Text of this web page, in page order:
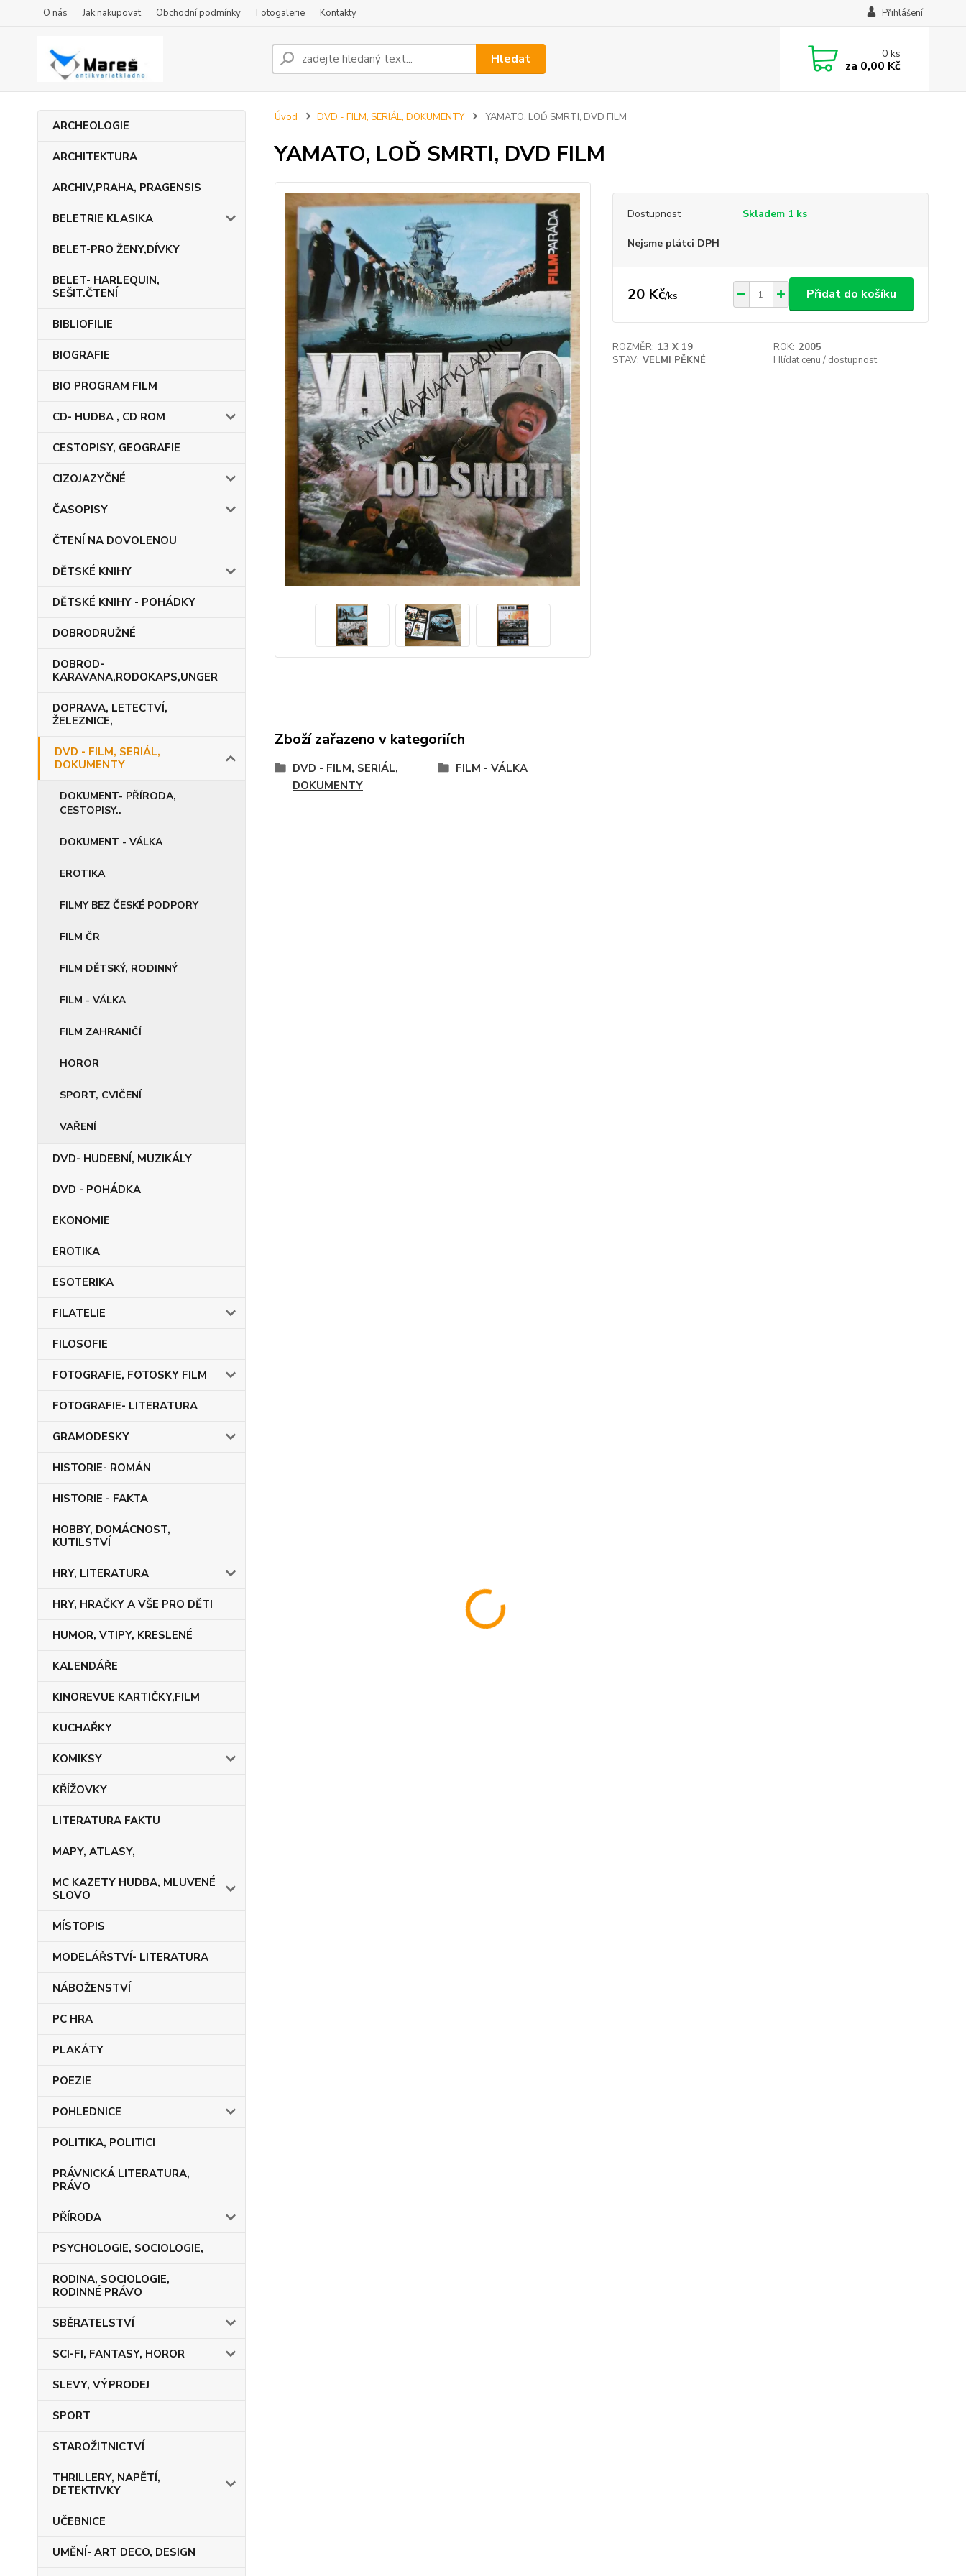
O nás Jak nakupovat Obchodní podmínky Fotogalerie Kontakty Přihlášení
Hledat 0ks
za 0,00 Kč
ARCHEOLOGIE
ARCHITEKTURA
ARCHIV,PRAHA, PRAGENSIS
BELETRIE KLASIKA
BELET-PRO ŽENY,DÍVKY
BELET- HARLEQUIN,
SEŠIT.ČTENÍ
BIBLIOFILIE
BIOGRAFIE
BIO PROGRAM FILM
CD- HUDBA , CD ROM
CESTOPISY, GEOGRAFIE
CIZOJAZYČNÉ
ČASOPISY
ČTENÍ NA DOVOLENOU
DĚTSKÉ KNIHY
DĚTSKÉ KNIHY - POHÁDKY
DOBRODRUŽNÉ
DOBROD-
KARAVANA,RODOKAPS,UNGER
DOPRAVA, LETECTVÍ,
ŽELEZNICE,
DVD - FILM, SERIÁL,
DOKUMENTY
DOKUMENT- PŘÍRODA,
CESTOPISY..
DOKUMENT - VÁLKA
EROTIKA
FILMY BEZ ČESKÉ PODPORY
FILM ČR
FILM DĚTSKÝ, RODINNÝ
FILM - VÁLKA
FILM ZAHRANIČÍ
HOROR
SPORT, CVIČENÍ
VAŘENÍ
DVD- HUDEBNÍ, MUZIKÁLY
DVD - POHÁDKA
EKONOMIE
EROTIKA
ESOTERIKA
FILATELIE
FILOSOFIE
FOTOGRAFIE, FOTOSKY FILM
FOTOGRAFIE- LITERATURA
GRAMODESKY
HISTORIE- ROMÁN
HISTORIE - FAKTA
HOBBY, DOMÁCNOST,
KUTILSTVÍ
HRY, LITERATURA
HRY, HRAČKY A VŠE PRO DĚTI
HUMOR, VTIPY, KRESLENÉ
KALENDÁŘE
KINOREVUE KARTIČKY,FILM
KUCHAŘKY
KOMIKSY
KŘÍŽOVKY
LITERATURA FAKTU
MAPY, ATLASY,
MC KAZETY HUDBA, MLUVENÉ
SLOVO
MÍSTOPIS
MODELÁŘSTVÍ- LITERATURA
NÁBOŽENSTVÍ
PC HRA
PLAKÁTY
POEZIE
POHLEDNICE
POLITIKA, POLITICI
PRÁVNICKÁ LITERATURA,
PRÁVO
PŘÍRODA
PSYCHOLOGIE, SOCIOLOGIE,
RODINA, SOCIOLOGIE,
RODINNÉ PRÁVO
SBĚRATELSTVÍ
SCI-FI, FANTASY, HOROR
SLEVY, VÝPRODEJ
SPORT
STAROŽITNICTVÍ
THRILLERY, NAPĚTÍ,
DETEKTIVKY
UČEBNICE
UMĚNÍ- ART DECO, DESIGN
Úvod DVD - FILM, SERIÁL, DOKUMENTY YAMATO, LOĎ SMRTI, DVD FILM
YAMATO, LOĎ SMRTI, DVD FILM
Dostupnost Skladem 1 ks
Nejsme plátci DPH
20 Kč/ks Přidat do košíku
ROZMĚR: 13 X 19 ROK: 2005
STAV: VELMI PĚKNÉ Hlídat cenu / dostupnost
Zboží zařazeno v kategoriích
DVD - FILM, SERIÁL,
DOKUMENTY
FILM - VÁLKA